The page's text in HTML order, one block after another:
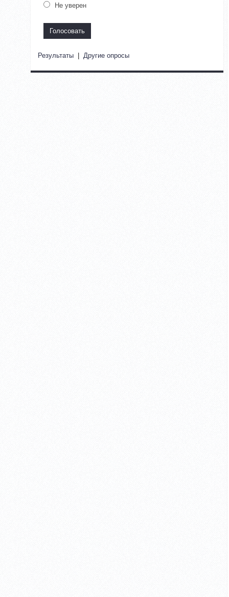
Не уверен
Результаты | Другие опросы